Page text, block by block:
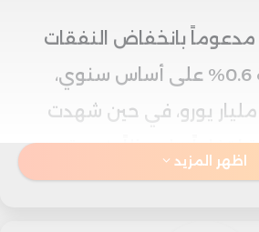
بانخفاض النفقات
الحكومية بنسبة 0.6% على أساس سنوي،
لتصل إلى 262.1 مليار يورو، في حين شهدت
ارتفاعاً ملحوظاً بنسبة
اظهر المزيد